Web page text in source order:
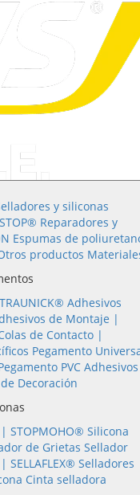
y siliconas
Reparadores y
Espumas de
productos
Adhesivos
Adhesivos de Montaje |
Colas de Contacto |
Pegamento
PVC Adhesivos
Decoración
Silicona para Cocinas y Baños | STOPMOHO® Silicona
de Grietas Sellador
Masilla de Poliuretano | SELLAFLEX® Selladores
Cinta selladora